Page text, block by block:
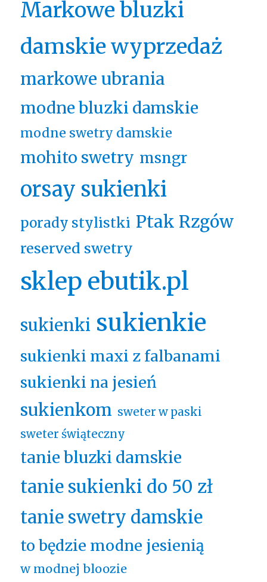
Markowe bluzki
damskie wyprzedaż
markowe ubrania
modne bluzki damskie
modne swetry damskie
mohito swetry msngr
orsay sukienki
porady stylistki Ptak Rzgów
reserved swetry
sklep ebutik.pl
sukienki sukienkie
sukienki maxi z falbanami
sukienki na jesień
sukienkom sweter w paski
sweter świąteczny
tanie bluzki damskie
tanie sukienki do 50 zł
tanie swetry damskie
to będzie modne jesienią
w modnej bloozie